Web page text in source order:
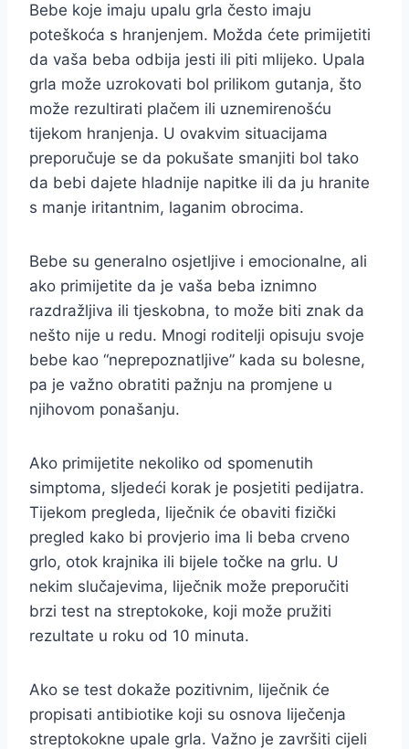
Bebe koje imaju upalu grla često imaju
poteškoća s hranjenjem. Možda ćete primijetiti
da vaša beba odbija jesti ili piti mlijeko. Upala
grla može uzrokovati bol prilikom gutanja, što
može rezultirati plačem ili uznemirenošću
tijekom hranjenja. U ovakvim situacijama
preporučuje se da pokušate smanjiti bol tako
da bebi dajete hladnije napitke ili da ju hranite
s manje iritantnim, laganim obrocima.
Bebe su generalno osjetljive i emocionalne, ali
ako primijetite da je vaša beba iznimno
razdražljiva ili tjeskobna, to može biti znak da
nešto nije u redu. Mnogi roditelji opisuju svoje
bebe kao “neprepoznatljive” kada su bolesne,
pa je važno obratiti pažnju na promjene u
njihovom ponašanju.
Ako primijetite nekoliko od spomenutih
simptoma, sljedeći korak je posjetiti pedijatra.
Tijekom pregleda, liječnik će obaviti fizički
pregled kako bi provjerio ima li beba crveno
grlo, otok krajnika ili bijele točke na grlu. U
nekim slučajevima, liječnik može preporučiti
brzi test na streptokoke, koji može pružiti
rezultate u roku od 10 minuta.
Ako se test dokaže pozitivnim, liječnik će
propisati antibiotike koji su osnova liječenja
streptokokne upale grla. Važno je završiti cijeli